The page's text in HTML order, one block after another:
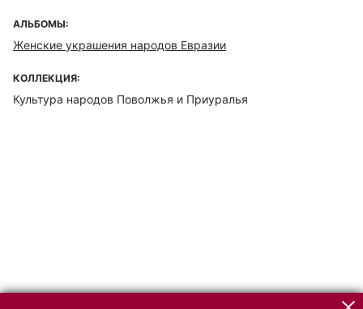
АЛЬБОМЫ:
Женские украшения народов Евразии
КОЛЛЕКЦИЯ:
Культура народов Поволжья и Приуралья